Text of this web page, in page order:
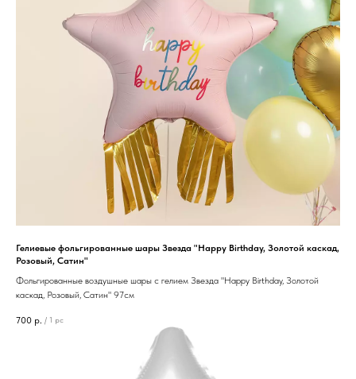
Гелиевые фольгированные шары Звезда "Happy Birthday, Золотой каскад,
Розовый, Сатин"
Фольгированные воздушные шары с гелием Звезда "Happy Birthday, Золотой
каскад, Розовый, Сатин" 97см
700 р. / 1 pc